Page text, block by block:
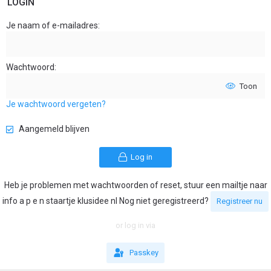
Je naam of e-mailadres
Wachtwoord
Toon
Je wachtwoord vergeten?
Aangemeld blijven
Log in
Heb je problemen met wachtwoorden of reset, stuur een mailtje naar
info a p e n staartje klusidee nl Nog niet geregistreerd?
Registreer nu
or log in via
Passkey